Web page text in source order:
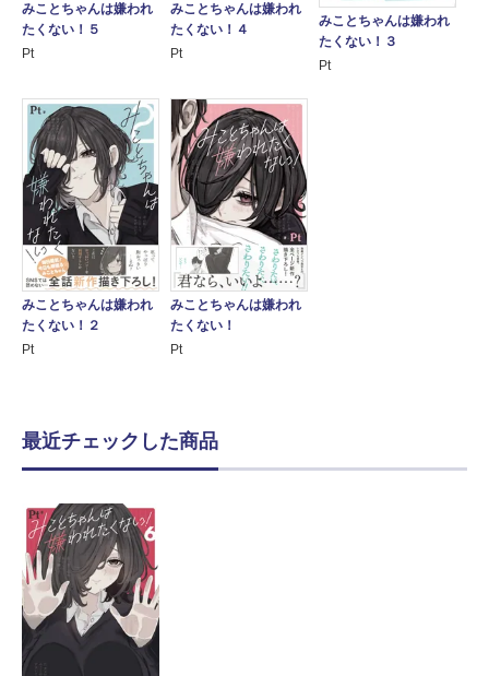
みことちゃんは嫌われ
たくない！５
Pt
みことちゃんは嫌われ
たくない！４
Pt
みことちゃんは嫌われ
たくない！３
Pt
みことちゃんは嫌われ
たくない！２
Pt
みことちゃんは嫌われ
たくない！
Pt
最近チェックした商品